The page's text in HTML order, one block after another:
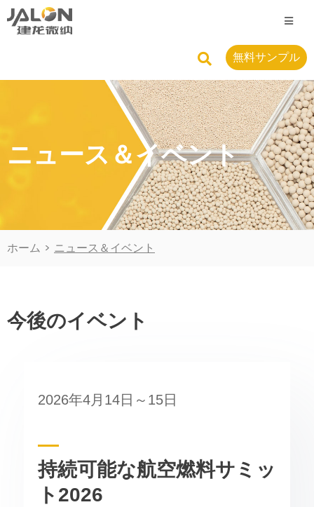
無料サンプル
ニュース＆イベント
ホーム > ニュース＆イベント
今後のイベント
2026年4月14日～15日
持続可能な航空燃料サミッ
ト2026